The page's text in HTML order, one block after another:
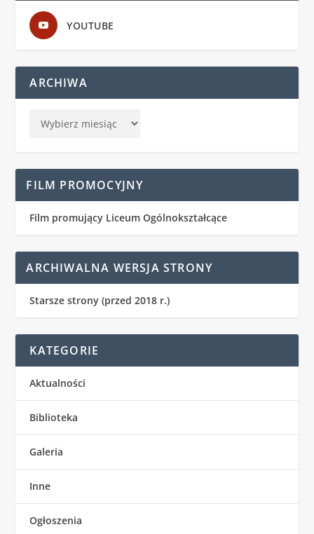
YOUTUBE
ARCHIWA
FILM PROMOCYJNY
Film promujący Liceum Ogólnokształcące
ARCHIWALNA WERSJA STRONY
Starsze strony (przed 2018 r.)
KATEGORIE
Aktualności
Biblioteka
Galeria
Inne
Ogłoszenia